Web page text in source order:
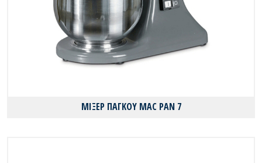
ΜΙΞΕΡ ΠΑΓΚΟΥ MAC PAN 7